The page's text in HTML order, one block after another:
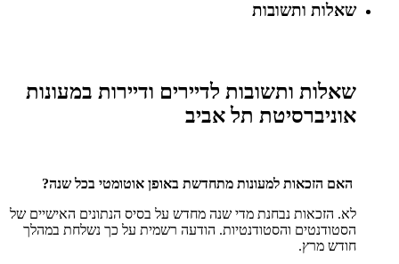
שאלות ותשובות
שאלות ותשובות לדיירים ודיירות במעונות
אוניברסיטת תל אביב
האם הזכאות למעונות מתחדשת באופן אוטומטי בכל שנה?
לא. הזכאות נבחנת מדי שנה מחדש על בסיס הנתונים האישיים של
הסטודנטים והסטודנטיות. הודעה רשמית על כך נשלחת במהלך
חודש מרץ.